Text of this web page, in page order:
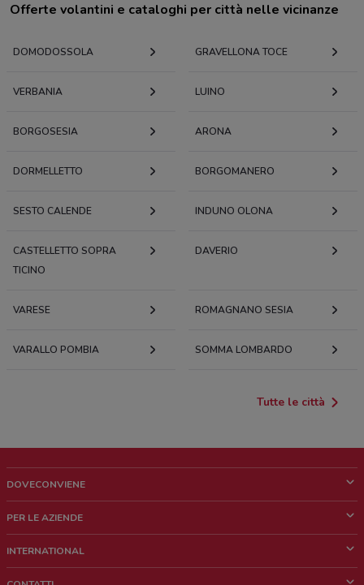
Offerte volantini e cataloghi per città nelle vicinanze
DOMODOSSOLA GRAVELLONA TOCE
VERBANIA LUINO
BORGOSESIA ARONA
DORMELLETTO BORGOMANERO
SESTO CALENDE INDUNO OLONA
CASTELLETTO SOPRA
TICINO
DAVERIO
VARESE ROMAGNANO SESIA
VARALLO POMBIA SOMMA LOMBARDO
Tutte le città
DOVECONVIENE
Chi siamo
PER LE AZIENDE
Richieste commerciali e marketing
INTERNATIONAL